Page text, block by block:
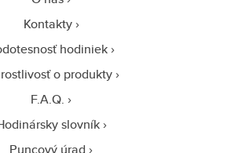
Kontakty
hodiniek
o produkty
F.A.Q.
slovník